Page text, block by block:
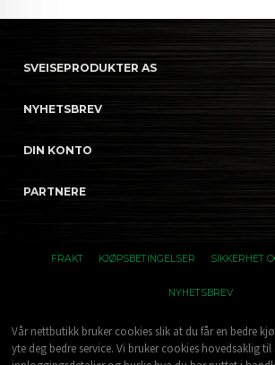
SVEISEPRODUKTER AS
NYHETSBREV
DIN KONTO
PARTNERE
FRAKT KJØPSBETINGELSER SIKKERHET
NYHETSBREV
Vår nettbutikk bruker cookies slik at du får en bedre
yte deg bedre service. Vi bruker cookies hovedsaklig til